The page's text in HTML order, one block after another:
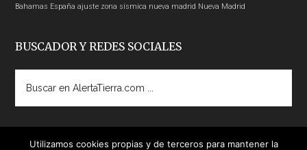
Bahamas España ajuste zona sísmica nueva madrid Nueva Madrid
BUSCADOR Y REDES SOCIALES
AlertaTierra.com
Utilizamos cookies propias y de terceros para mantener la